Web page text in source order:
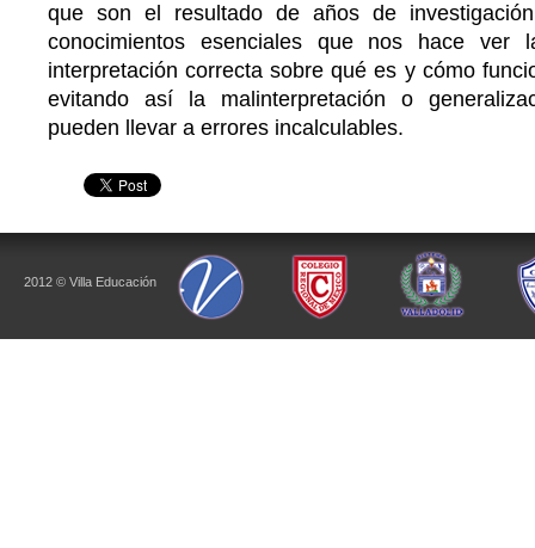
que son el resultado de años de
conocimientos esenciales que nos hace ver
interpretación correcta sobre qué es y cómo
evitando así la malinterpretación o
pueden llevar a errores incalculables.
2012 © Villa Educación